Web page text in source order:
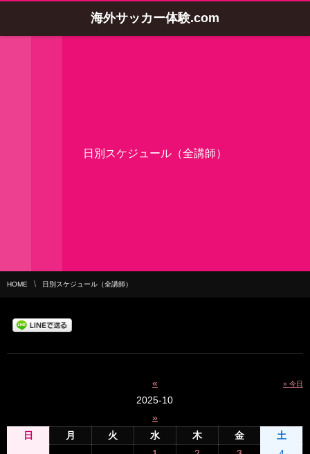
海外サッカー体験.com
日別スケジュール（全講師）
HOME 日別スケジュール（全講師）
«
2025-10
»
» 今日
日 月 火 水 木 金
土